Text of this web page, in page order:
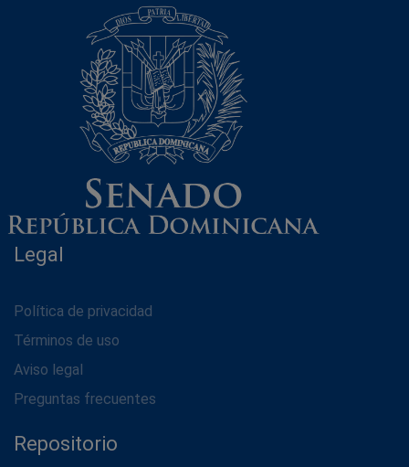
Legal
Política de privacidad
Términos de uso
Aviso legal
Preguntas frecuentes
Repositorio